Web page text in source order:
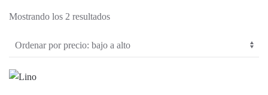
Mostrando los 2 resultadosOrdenado
bajo